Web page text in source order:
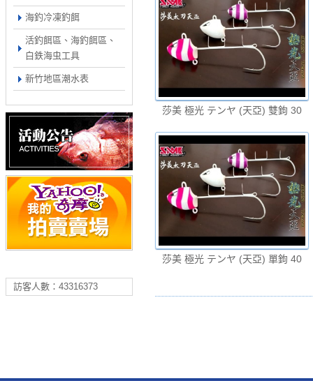
海釣冷凍釣餌
活釣餌區、海釣餌區、
白鉄海虫工具
新竹地區潮水表
訪客人數：43316373
莎美 極光 テンヤ (天亞) 雙鉤 30
莎美 極光 テンヤ (天亞) 單鉤 40